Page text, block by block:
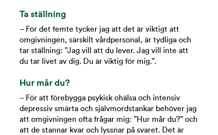
Ta ställning
– För det femte tycker jag att det är viktigt att
omgivningen, särskilt vårdpersonal, är tydliga och
tar ställning: ”Jag vill att du lever. Jag vill inte att
du tar livet av dig. Du är viktig för mig.”.
Hur mår du?
– För att förebygga psykisk ohälsa och intensiv
depressiv smärta och självmordstankar behöver jag
att omgivningen ofta frågar mig: ”Hur mår du?” och
att de stannar kvar och lyssnar på svaret. Det är